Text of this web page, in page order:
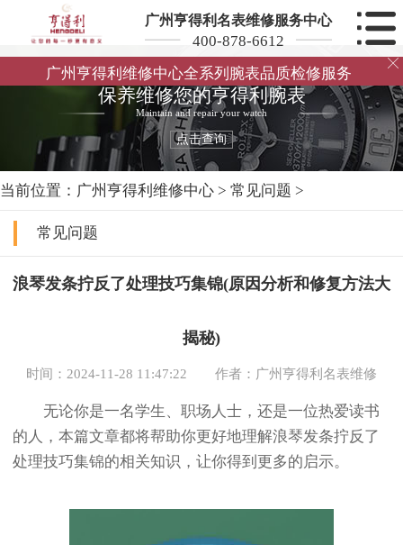
广州亨得利名表维修服务中心
400-878-6612
广州亨得利维修中心全系列腕表品质检修服务

保养维修您的亨得利腕表
Maintain and repair your watch
点击查询
当前位置： 广州亨得利维修中心 > 常见问题 >
常见问题
浪琴发条拧反了处理技巧集锦(原因分析和修复方法大
揭秘)
时间：2024-11-28 11:47:22 作者：广州亨得利名表维修
无论你是一名学生、职场人士，还是一位热爱读书
的人，本篇文章都将帮助你更好地理解浪琴发条拧反了
处理技巧集锦的相关知识，让你得到更多的启示。